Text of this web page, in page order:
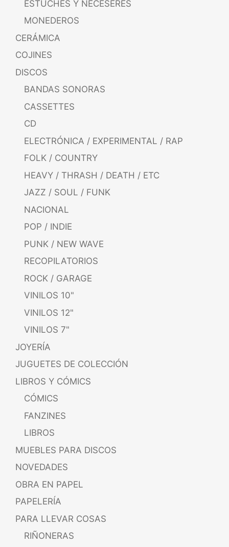
ESTUCHES Y NECESERES
MONEDEROS
CERÁMICA
COJINES
DISCOS
BANDAS SONORAS
CASSETTES
CD
ELECTRÓNICA / EXPERIMENTAL / RAP
FOLK / COUNTRY
HEAVY / THRASH / DEATH / ETC
JAZZ / SOUL / FUNK
NACIONAL
POP / INDIE
PUNK / NEW WAVE
RECOPILATORIOS
ROCK / GARAGE
VINILOS 10"
VINILOS 12"
VINILOS 7"
JOYERÍA
JUGUETES DE COLECCIÓN
LIBROS Y CÓMICS
CÓMICS
FANZINES
LIBROS
MUEBLES PARA DISCOS
NOVEDADES
OBRA EN PAPEL
PAPELERÍA
PARA LLEVAR COSAS
RIÑONERAS